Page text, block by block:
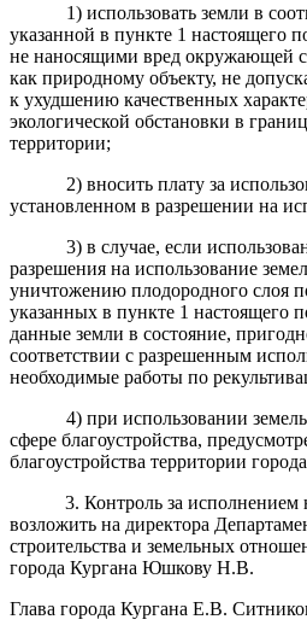
1) использовать земли в
указанной в пункте 1 настоящего
не наносящими вред окружающей
как природному объекту, не
к ухудшению качественных
экологической обстановки в
территории;
2) вносить плату за
установленном в разрешении на
3) в случае, если
разрешения на использование
уничтожению плодородного слоя
указанных в пункте 1 настоящего
данные земли в состояние,
соответствии с разрешенным
необходимые работы по
4) при использовании
сфере благоустройства,
благоустройства территории
3. Контроль за исполнением
возложить на директора
строительства и земельных
города Кургана Юшкову Н.В.
Глава города Кургана Е.В.